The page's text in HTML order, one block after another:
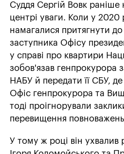
Суддя Сергій Вовк раніше
центрі уваги. Коли у
намагалися притягнути до
заступника Офісу
у справі про квартири
зобов'язав генпрокурора
НАБУ й передати її СБУ, де
Офіс генпрокурора та
тоді проігнорували
перевищення
У тому ж році він ухвалив